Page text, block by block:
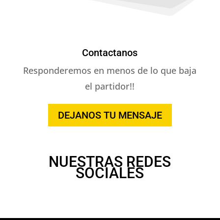
Contactanos
Responderemos en menos de lo que baja
el partidor!!
DEJANOS TU MENSAJE
NUESTRAS REDES
SOCIALES